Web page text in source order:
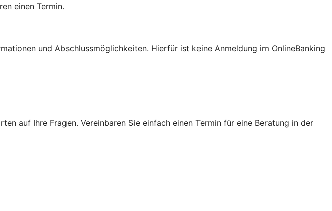
einen Termin.
und Abschlussmöglichkeiten. Hierfür ist keine Anmeldung im OnlineBanking
auf Ihre Fragen. Vereinbaren Sie einfach einen Termin für eine Beratung in der